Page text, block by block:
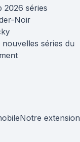
2026 séries
Noir
nouvelles séries du
Notre extension